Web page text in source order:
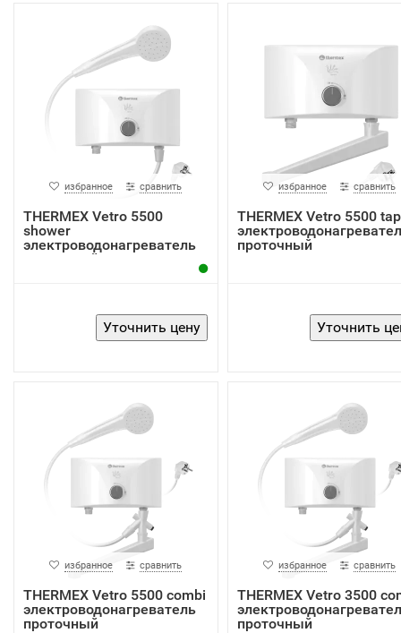
избранное сравнить
THERMEX Vetro 5500
shower
электроводонагреватель
проточный
избранное сравнить
THERMEX Vetro 5500 tap
проточный
избранное сравнить
THERMEX Vetro 5500 combi
электроводонагреватель
проточный
избранное сравнить
THERMEX Vetro 3500
проточный